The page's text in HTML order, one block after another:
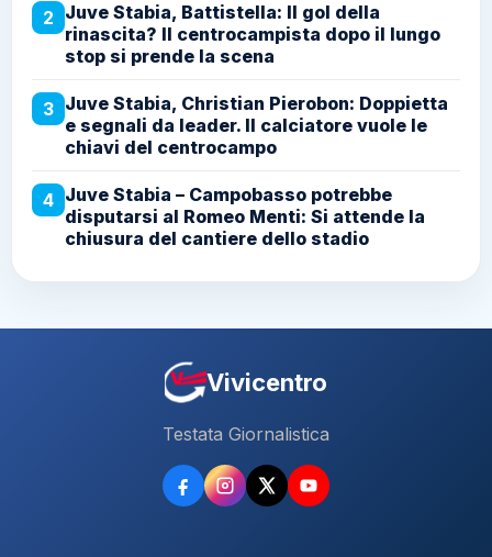
2 Juve Stabia, Battistella: Il gol della
rinascita? Il centrocampista dopo il lungo
stop si prende la scena
3 Juve Stabia, Christian Pierobon: Doppietta
e segnali da leader. Il calciatore vuole le
chiavi del centrocampo
4 Juve Stabia – Campobasso potrebbe
disputarsi al Romeo Menti: Si attende la
chiusura del cantiere dello stadio
Vivicentro
Testata Giornalistica